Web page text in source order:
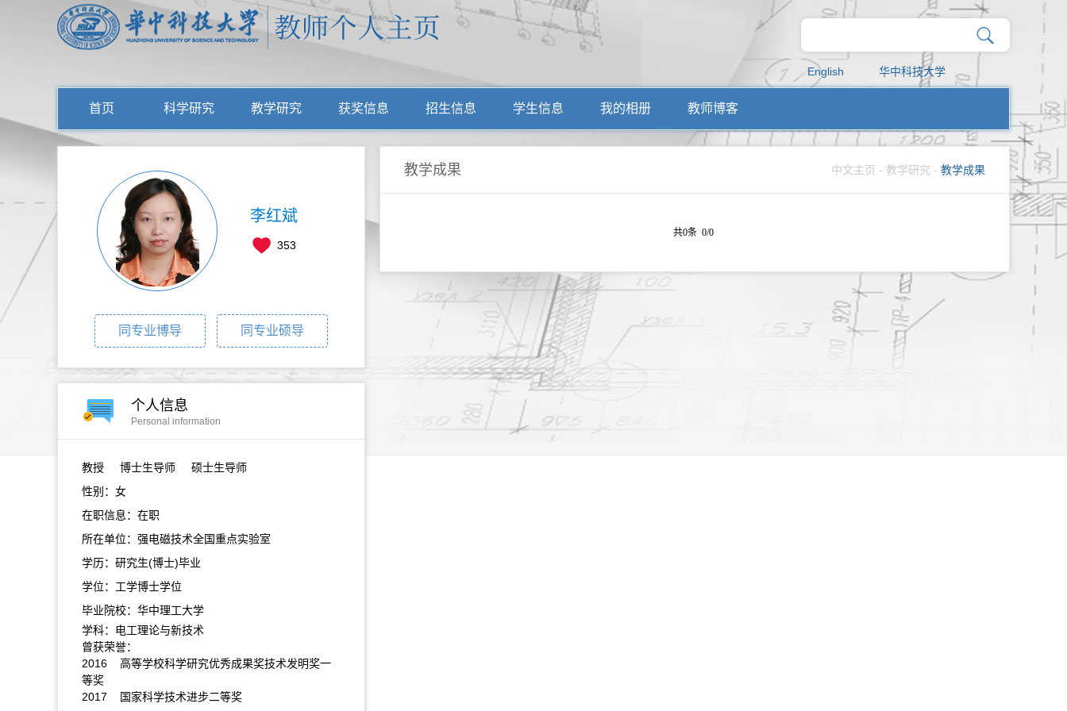
English 华中科技大学
首页 科学研究 教学研究 获奖信息 招生信息 学生信息 我的相册 教师博客
李红斌
353
同专业博导 同专业硕导
个人信息
Personal information
教授
博士生导师 硕士生导师
性别：女
在职信息：在职
所在单位：强电磁技术全国重点实验室
学历：研究生(博士)毕业
学位：工学博士学位
毕业院校：华中理工大学
学科：电工理论与新技术
曾获荣誉：
2016 高等学校科学研究优秀成果奖技术发明奖一
等奖
2017 国家科学技术进步二等奖
教学成果 中文主页 - 教学研究 - 教学成果
共0条 0/0